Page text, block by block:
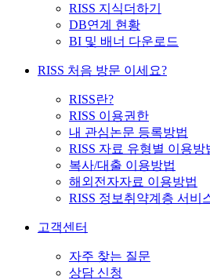
RISS 지식더하기
DB연계 현황
BI 및 배너 다운로드
RISS 처음 방문 이세요?
RISS란?
RISS 이용권한
내 관심논문 등록방법
RISS 자료 유형별 이용방
복사/대출 이용방법
해외전자자료 이용방법
RISS 정보취약계층 서비
고객센터
자주 찾는 질문
상담 신청